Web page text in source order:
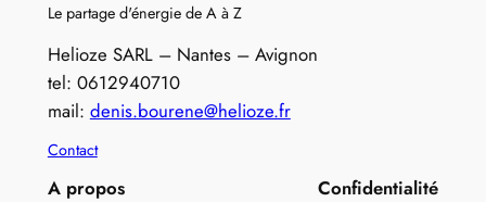
Le partage d'énergie de A à Z
Helioze SARL – Nantes – Avignon
tel: 0612940710
mail: denis.bourene@helioze.fr
Contact
A propos Confidentialité